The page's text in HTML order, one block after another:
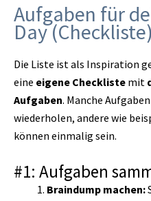
Aufgaben für
Day (Checkliste)
Die Liste ist als Inspiration
eine eigene Checkliste mit
Aufgaben. Manche
wiederholen, andere wie
können einmalig sein.
#1: Aufgaben
Braindump machen: